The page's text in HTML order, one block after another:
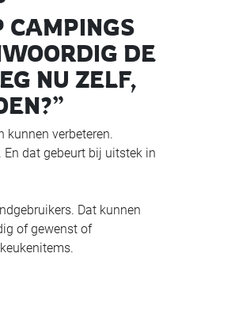
CAMPINGS
DE
NU ZELF,
kunnen verbeteren.
dat gebeurt bij uitstek in
Dat kunnen
of gewenst of